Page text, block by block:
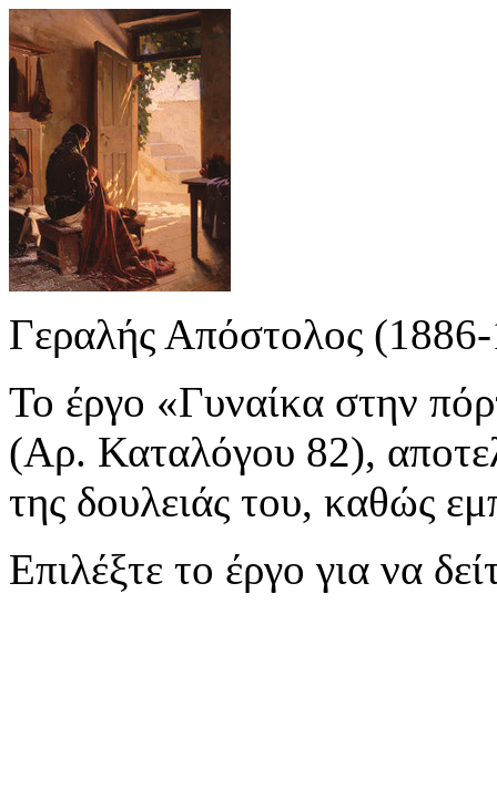
Γεραλής Απόστολος
Το έργο «Γυναίκα στην
(Αρ. Καταλόγου 82),
της δουλειάς του, καθώς
Επιλέξτε το έργο για να